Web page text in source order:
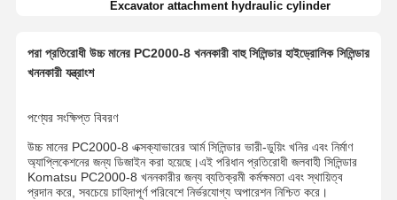
Excavator attachment hydraulic cylinder
পরা প্রতিরোধী উচ্চ মানের PC2000-8 খননকারী বাহু সিলিন্ডার হাইড্রোলিক সিলিন্ডার
খননকারী যন্ত্রাংশ
পণ্যের সংক্ষিপ্ত বিবরণ
উচ্চ মানের PC2000-8 এক্সক্যাভারের আর্ম সিলিন্ডার ভারী-ডুয়িং খনির এবং নির্মাণ
অ্যাপ্লিকেশনের জন্য ডিজাইন করা হয়েছে।এই পরিধান প্রতিরোধী জলবাহী সিলিন্ডার
Komatsu PC2000-8 খননকারীর জন্য ব্যতিক্রমী কর্মক্ষমতা এবং স্থায়িত্ব
প্রদান করে, সবচেয়ে চাহিদাপূর্ণ পরিবেশে নির্ভরযোগ্য অপারেশন নিশ্চিত করে।